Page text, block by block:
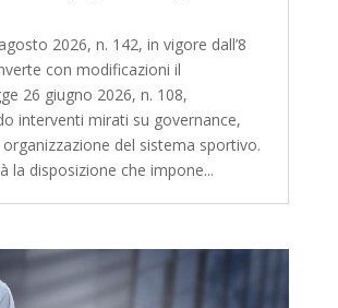
2026, n. 142, in vigore dall’8
con modificazioni il
26 giugno 2026, n. 108,
interventi mirati su governance,
organizzazione del sistema sportivo.
la disposizione che impone...